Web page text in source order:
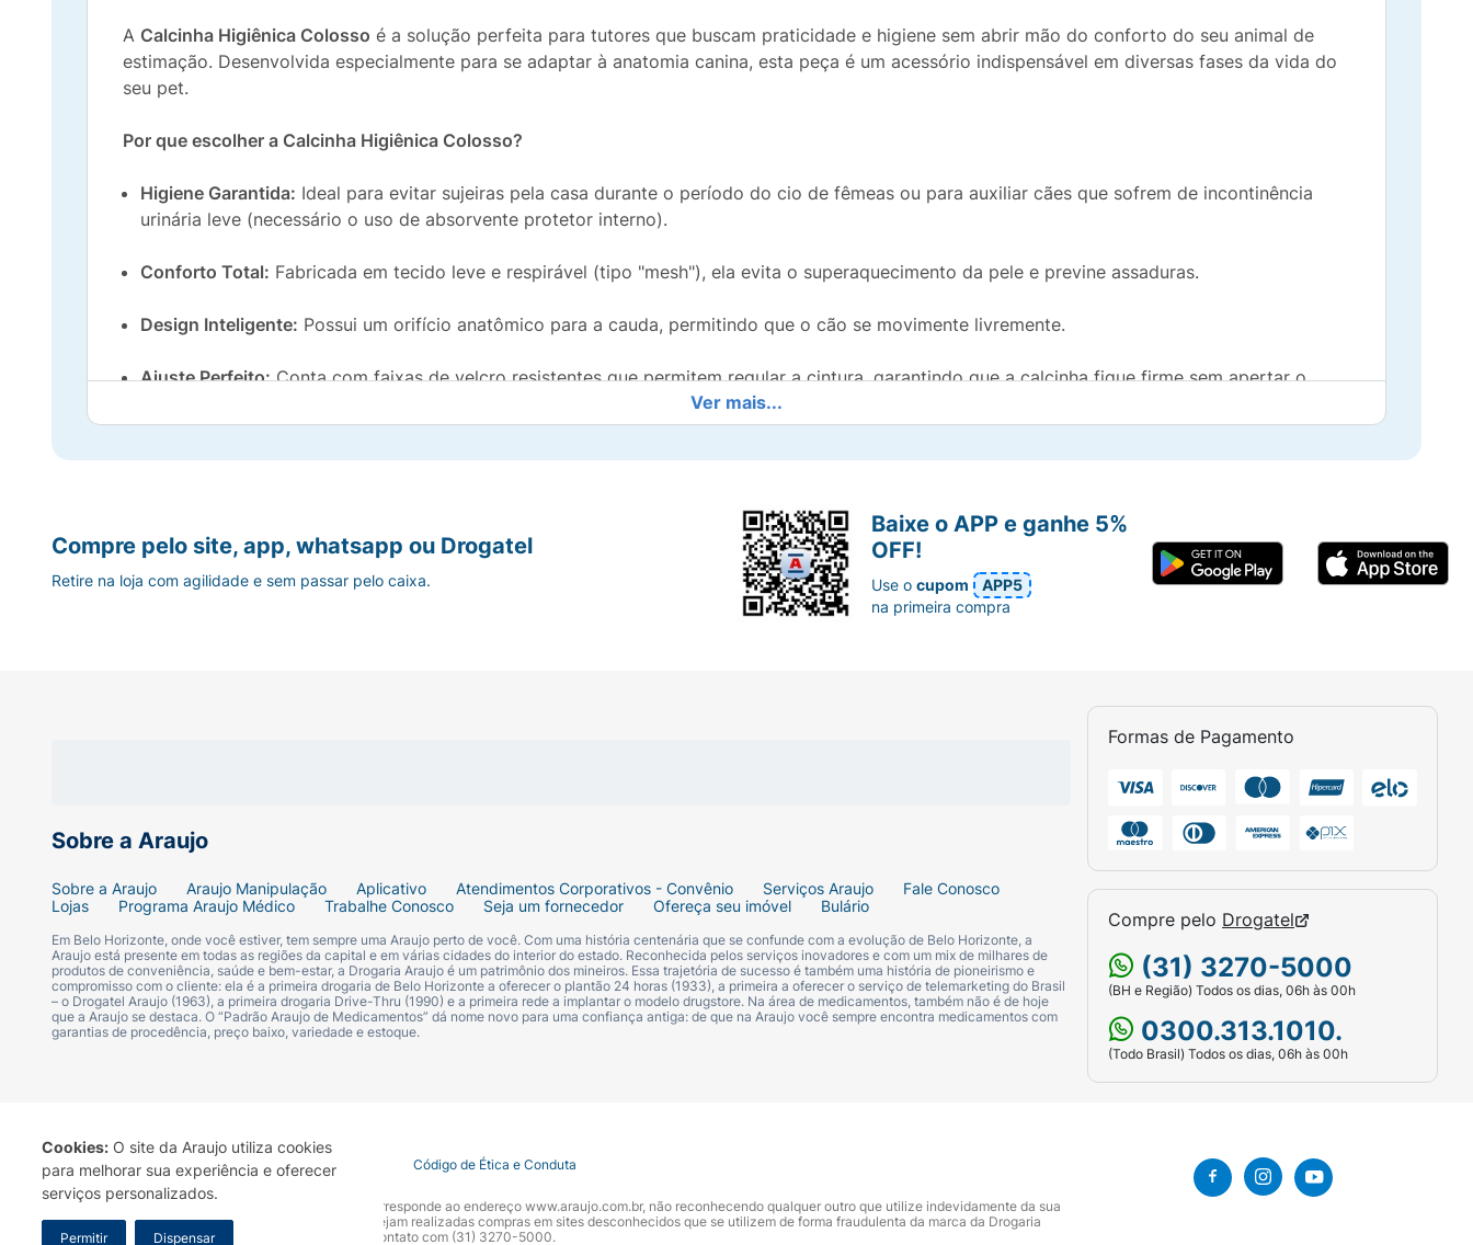
Cookies: O site da Araujo utiliza cookies
para melhorar sua experiência e oferecer
serviços personalizados.
Permitir Dispensar
A Calcinha Higiênica Colosso é a solução perfeita para tutores que buscam praticidade e higiene sem abrir mão do conforto do seu animal de
estimação. Desenvolvida especialmente para se adaptar à anatomia canina, esta peça é um acessório indispensável em diversas fases da vida do
seu pet.
Por que escolher a Calcinha Higiênica Colosso?
Higiene Garantida: Ideal para evitar sujeiras pela casa durante o período do cio de fêmeas ou para auxiliar cães que sofrem de incontinência
urinária leve (necessário o uso de absorvente protetor interno).
Conforto Total: Fabricada em tecido leve e respirável (tipo "mesh"), ela evita o superaquecimento da pele e previne assaduras.
Design Inteligente: Possui um orifício anatômico para a cauda, permitindo que o cão se movimente livremente.
Ajuste Perfeito:Conta com faixas de velcro resistentes que permitem regular a cintura, garantindo que a calcinha fique firme sem apertar o
Estampas Divertidas:O produto vem com desenhos delicados e divertidos, deixando seu pet ainda mais charmoso.
Ver mais...
Sobre a Araujo
Sobre a Araujo Araujo Manipulação Aplicativo Atendimentos Corporativos - Convênio Serviços Araujo
Fale Conosco
Lojas
Programa Araujo Médico Trabalhe Conosco Seja um fornecedor Ofereça seu imóvel Bulário
Em Belo Horizonte, onde você estiver, tem sempre uma Araujo perto de você. Com uma história centenária que se confunde com a evolução de Belo Horizonte, a
Araujo está presente em todas as regiões da capital e em várias cidades do interior do estado. Reconhecida pelos serviços inovadores e com um mix de milhares de
produtos de conveniência, saúde e bem-estar, a Drogaria Araujo é um patrimônio dos mineiros. Essa trajetória de sucesso é também uma história de pioneirismo e
compromisso com o cliente: ela é a primeira drogaria de Belo Horizonte a oferecer o plantão 24 horas (1933), a primeira a oferecer o serviço de telemarketing do Brasil
– o Drogatel Araujo (1963), a primeira drogaria Drive-Thru (1990) e a primeira rede a implantar o modelo drugstore. Na área de medicamentos, também não é de hoje
que a Araujo se destaca. O “Padrão Araujo de Medicamentos” dá nome novo para uma confiança antiga: de que na Araujo você sempre encontra medicamentos com
garantias de procedência, preço baixo, variedade e estoque.
Formas de Pagamento
Compre pelo Drogatel
(31) 3270-5000
(BH e Região) Todos os dias, 06h às 00h
0300.313.1010.
(Todo Brasil) Todos os dias, 06h às 00h
Compre pelo site, app, whatsapp ou Drogatel
Retire na loja com agilidade e sem passar pelo caixa.
Baixe o APP e ganhe 5%
OFF!
Use ocupom
APP5
na primeira compra
Termo de Uso Portal da Privacidade Covid-19 Código de Ética e Conduta
A Drogaria Araujo S/A informa que o seu site oficial corresponde ao endereço www.araujo.com.br, não reconhecendo qualquer outro que utilize indevidamente da sua
marca. Para sua segurança recomendamos que não sejam realizadas compras em sites desconhecidos que se utilizem de forma fraudulenta da marca da Drogaria
Araujo S.A. Em caso de dúvidas, gentileza entrar em contato com (31) 3270-5000.